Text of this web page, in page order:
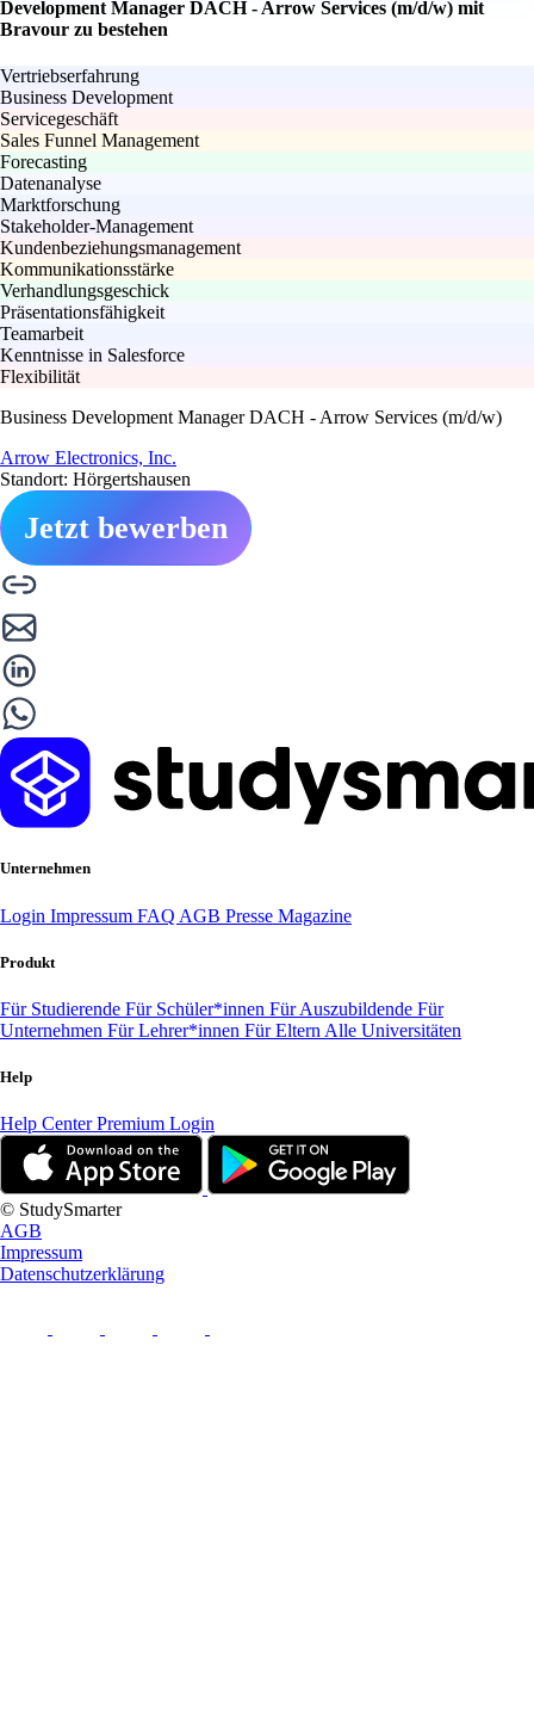
Development Manager DACH - Arrow Services (m/d/w) mit
Bravour zu bestehen
Vertriebserfahrung
Business Development
Servicegeschäft
Sales Funnel Management
Forecasting
Datenanalyse
Marktforschung
Stakeholder-Management
Kundenbeziehungsmanagement
Kommunikationsstärke
Verhandlungsgeschick
Präsentationsfähigkeit
Teamarbeit
Kenntnisse in Salesforce
Flexibilität
Business Development Manager DACH - Arrow Services (m/d/w)
Arrow Electronics, Inc.
Standort: Hörgertshausen
Jetzt bewerben
Unternehmen
Login Impressum FAQ AGB Presse Magazine
Produkt
Für Studierende Für Schüler*innen Für Auszubildende Für
Unternehmen Für Lehrer*innen Für Eltern Alle Universitäten
Help
Help CenterPremium Login
© StudySmarter
AGB
Impressum
Datenschutzerklärung